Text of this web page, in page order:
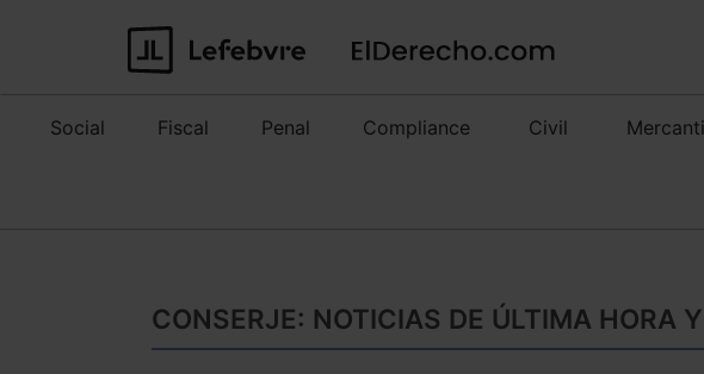
Social Fiscal Penal Compliance Civil
CONSERJE: NOTICIAS DE ÚLTIMA HORA